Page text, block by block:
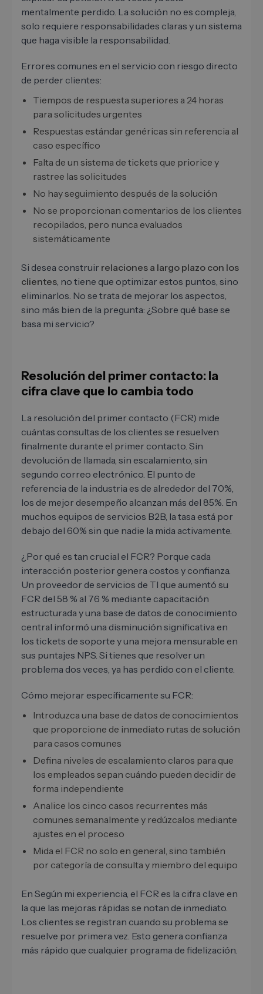
mentalmente perdido. La solución no es compleja,
solo requiere responsabilidades claras y un sistema
que haga visible la responsabilidad.
Errores comunes en el servicio con riesgo directo
de perder clientes:
Tiempos de respuesta superiores a 24 horas
para solicitudes urgentes
Respuestas estándar genéricas sin referencia al
caso específico
Falta de un sistema de tickets que priorice y
rastree las solicitudes
No hay seguimiento después de la solución
No se proporcionan comentarios de los clientes
recopilados, pero nunca evaluados
sistemáticamente
Si desea construir relaciones a largo plazo con los
clientes, no tiene que optimizar estos puntos, sino
eliminarlos. No se trata de mejorar los aspectos,
sino más bien de la pregunta: ¿Sobre qué base se
basa mi servicio?
Resolución del primer contacto: la
cifra clave que lo cambia todo
La resolución del primer contacto (FCR) mide
cuántas consultas de los clientes se resuelven
finalmente durante el primer contacto. Sin
devolución de llamada, sin escalamiento, sin
segundo correo electrónico. El punto de
referencia de la industria es de alrededor del 70%,
los de mejor desempeño alcanzan más del 85%. En
muchos equipos de servicios B2B, la tasa está por
debajo del 60% sin que nadie la mida activamente.
¿Por qué es tan crucial el FCR? Porque cada
interacción posterior genera costos y confianza.
Un proveedor de servicios de TI que aumentó su
FCR del 58 % al 76 % mediante capacitación
estructurada y una base de datos de conocimiento
central informó una disminución significativa en
los tickets de soporte y una mejora mensurable en
sus puntajes NPS. Si tienes que resolver un
problema dos veces, ya has perdido con el cliente.
Cómo mejorar específicamente su FCR:
Introduzca una base de datos de conocimientos
que proporcione de inmediato rutas de solución
para casos comunes
Defina niveles de escalamiento claros para que
los empleados sepan cuándo pueden decidir de
forma independiente
Analice los cinco casos recurrentes más
comunes semanalmente y redúzcalos mediante
ajustes en el proceso
Mida el FCR no solo en general, sino también
por categoría de consulta y miembro del equipo
En Según mi experiencia, el FCR es la cifra clave en
la que las mejoras rápidas se notan de inmediato.
Los clientes se registran cuando su problema se
resuelve por primera vez. Esto genera confianza
más rápido que cualquier programa de fidelización.